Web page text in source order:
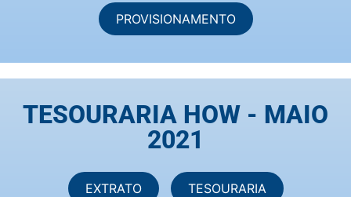
PROVISIONAMENTO
TESOURARIA HOW - MAIO
2021
EXTRATO TESOURARIA